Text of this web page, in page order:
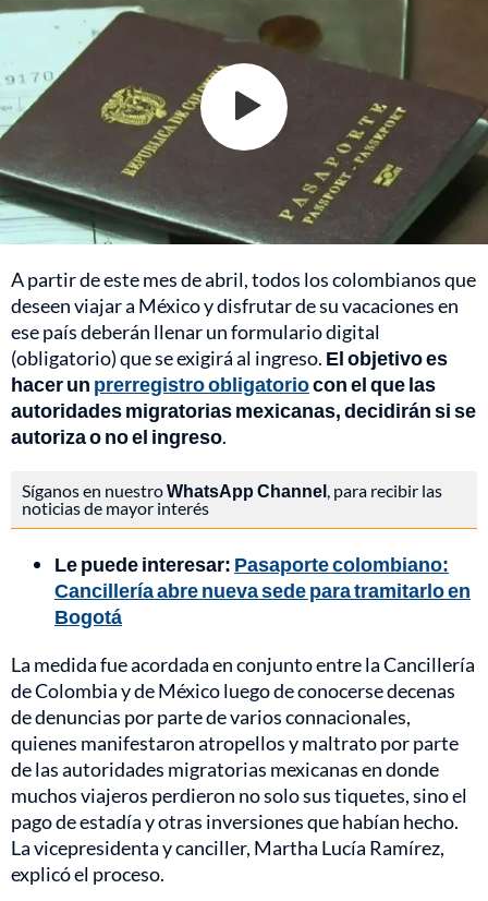
A partir de este mes de abril, todos los colombianos que
deseen viajar a México y disfrutar de su vacaciones en
ese país deberán llenar un formulario digital
(obligatorio) que se exigirá al ingreso. El objetivo es
hacer un prerregistro obligatoriocon el que las
autoridades migratorias mexicanas, decidirán si se
autoriza o no el ingreso.
Síganos en nuestroWhatsApp Channel , para recibir las
noticias de mayor interés
Le puede interesar: Pasaporte colombiano:
Cancillería abre nueva sede para tramitarlo en
Bogotá
La medida fue acordada en conjunto entre la Cancillería
de Colombia y de México luego de conocerse decenas
de denuncias por parte de varios connacionales,
quienes manifestaron atropellos y maltrato por parte
de las autoridades migratorias mexicanas en donde
muchos viajeros perdieron no solo sus tiquetes, sino el
pago de estadía y otras inversiones que habían hecho.
La vicepresidenta y canciller, Martha Lucía Ramírez,
explicó el proceso.